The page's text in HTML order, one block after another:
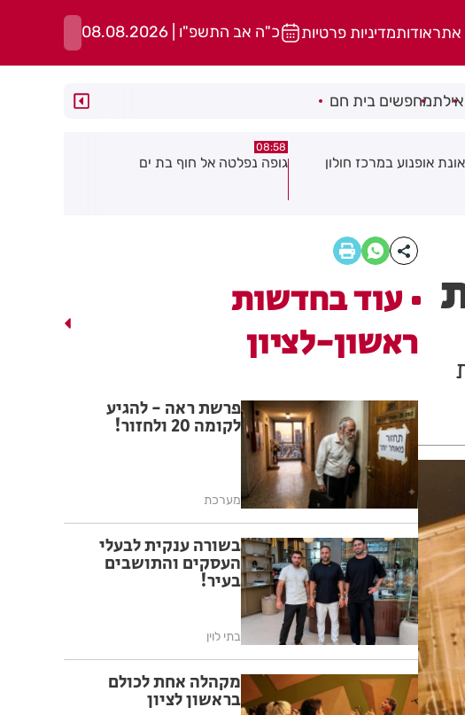
אתראודותמדיניות פרטיות כ"ה אב התשפ"ו | 08.08.2026
אילתמחפשים בית חם
אל חוף בת ים
08:29
חשד להצתה בשלושה מוקדים ברמת
עוד בחדשות
ראשון-לציון
פרשת ראה - להגיע
לקומה 20 ולחזור!
מערכת
בשורה ענקית לבעלי
העסקים והתושבים
בעיר!
בתי לוין
מקהלה אחת לכולם
בראשון לציון